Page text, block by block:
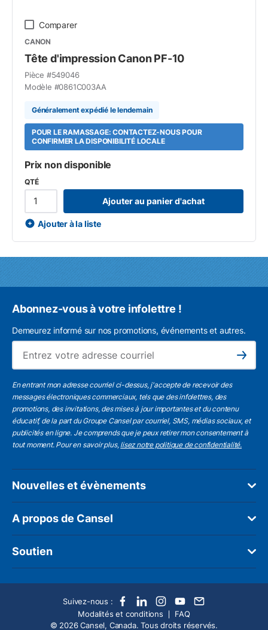
Comparer
CANON
Tête d'impression Canon PF-10
Pièce #549046
Modèle #0861C003AA
Généralement expédié le lendemain
POUR LE RAMASSAGE: CONTACTEZ-NOUS POUR
CONFIRMER LA DISPONIBILITÉ LOCALE
Prix non disponible
QTÉ
Ajouter au panier d'achat
Ajouter à la liste
Abonnez-vous à votre infolettre !
Demeurez informé sur nos promotions, événements et autres.
Subscribe
En entrant mon adresse courriel ci-dessus, j'accepte de recevoir des
messages électroniques commerciaux, tels que des infolettres, des
promotions, des invitations, des mises à jour importantes et du contenu
éducatif, de la part du Groupe Cansel par courriel, SMS, médias sociaux, et
publicités en ligne. Je comprends que je peux retirer mon consentement à
tout moment. Pour en savoir plus, lisez notre politique de confidentialité.
Nouvelles et évènements
A propos de Cansel
Soutien
Suivez-nous :
Modalités et conditions
FAQ
© 2026 Cansel, Canada. Tous droits réservés.